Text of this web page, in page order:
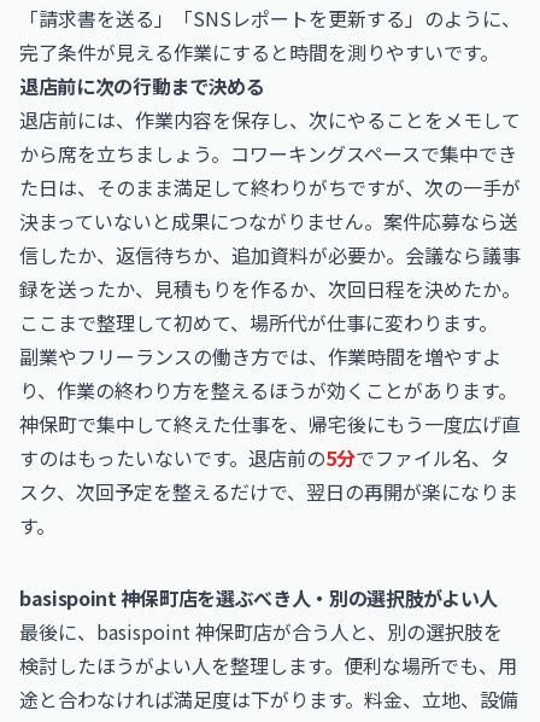
「請求書を送る」「SNSレポートを更新する」のように、
完了条件が見える作業にすると時間を測りやすいです。
退店前に次の行動まで決める
退店前には、作業内容を保存し、次にやることをメモして
から席を立ちましょう。コワーキングスペースで集中でき
た日は、そのまま満足して終わりがちですが、次の一手が
決まっていないと成果につながりません。案件応募なら送
信したか、返信待ちか、追加資料が必要か。会議なら議事
録を送ったか、見積もりを作るか、次回日程を決めたか。
ここまで整理して初めて、場所代が仕事に変わります。
副業やフリーランスの働き方では、作業時間を増やすよ
り、作業の終わり方を整えるほうが効くことがあります。
神保町で集中して終えた仕事を、帰宅後にもう一度広げ直
すのはもったいないです。退店前の5分でファイル名、タ
スク、次回予定を整えるだけで、翌日の再開が楽になりま
す。
basispoint 神保町店を選ぶべき人・別の選択肢がよい人
最後に、basispoint 神保町店が合う人と、別の選択肢を
検討したほうがよい人を整理します。便利な場所でも、用
途と合わなければ満足度は下がります。料金、立地、設備